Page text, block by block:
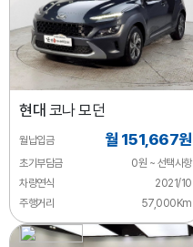
현대 코나 모던
월납입금 월 151,667원
초기부담금
0원 ~ 선택사항
차량연식
2021/10
주행거리
57,000Km